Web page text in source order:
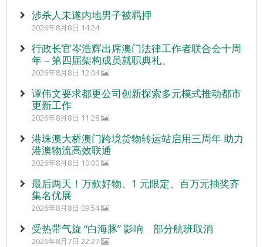
涉杀人未遂内地男子被羁押
2026年8月8日 14:24
行政长官岑浩辉出席澳门法律工作者联合会十周
年 – 第四届架构成员就职典礼。
2026年8月8日 12:04
谭伟文要求都更公司创新探索多元模式推动都市
更新工作
2026年8月8日 11:28
港珠澳大桥澳门跨境货物转运站启用三周年 助力
港澳物流高效联通
2026年8月8日 10:00
最后两天！万款好物、1 元限定、百万元抽奖齐
集名优展
2026年8月8日 09:54
受热带气旋 “白海豚” 影响 部分航班取消
2026年8月7日 22:27